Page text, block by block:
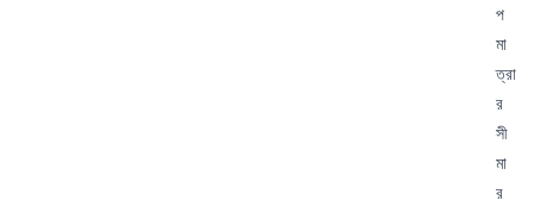
প
মা
ত্রা
র
সী
মা
র